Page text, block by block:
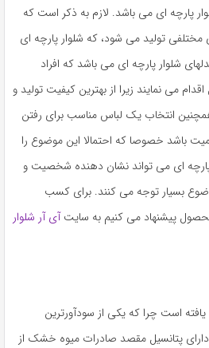
پارچه ای می باشد. لازم به ذکر است که
مختلفی تولید می شود، که شلوار پارچه ای
شلوار پارچه ای می باشد که افراد
می نمایند زیرا از بهترین کیفیت تولید و
انتخاب یک لباس مناسب برای رفتن
باشد خصوصا که احتمالا این موضوع را
پارچه ای می تواند نشان دهنده شخصیت و
بسیار توجه می کنند. برای کسب
محصول پیشنهاد می کنیم به سایتآی آر شلوار
یافته است چرا که یکی از سودآورترین
پتانسیل مقصد صادرات میوه خشک از